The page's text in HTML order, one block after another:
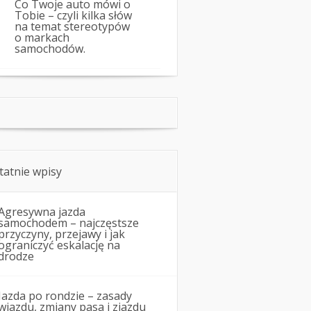
Co Twoje auto mówi o
Tobie – czyli kilka słów
na temat stereotypów
o markach
samochodów.
wpisy
jazda
– najczęstsze
przejawy i jak
eskalację na
po rondzie – zasady
zmiany pasa i zjazdu